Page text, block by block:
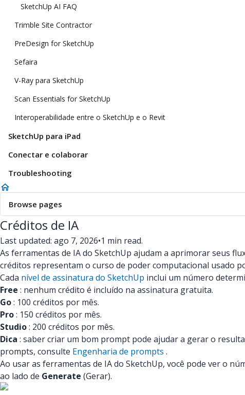
SketchUp AI FAQ
Trimble Site Contractor
PreDesign for SketchUp
Sefaira
V-Ray para SketchUp
Scan Essentials for SketchUp
Interoperabilidade entre o SketchUp e o Revit
SketchUp para iPad
Conectar e colaborar
Troubleshooting
Browse pages
Créditos de IA
Last updated: ago 7, 2026•1 min read.
As ferramentas de IA do SketchUp ajudam a aprimorar seus
créditos representam o curso de poder computacional usado
Cada nível de assinatura do SketchUp inclui um número
Free : nenhum crédito é incluído na assinatura gratuita.
Go: 100 créditos por mês.
Pro: 150 créditos por mês.
Studio: 200 créditos por mês.
Dica : saber criar um bom prompt pode ajudar a gerar o
prompts, consulte Engenharia de prompts .
Ao usar as ferramentas de IA do SketchUp, você pode ver o
ao lado de Generate (Gerar).